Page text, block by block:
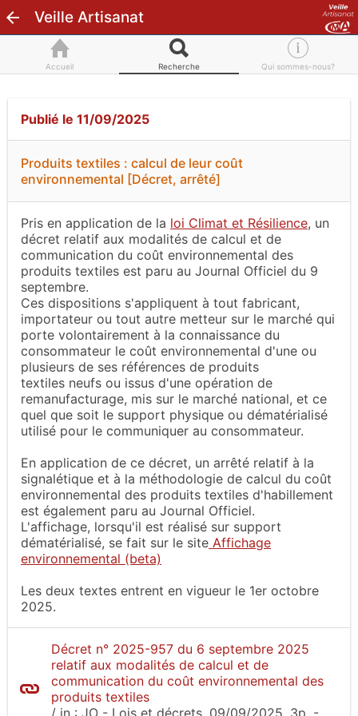
Veille Artisanat
Accueil Recherche Qui sommes-nous?
Publié le 11/09/2025
Produits textiles : calcul de leur coût
environnemental [Décret, arrêté]
Pris en application de la loi Climat et Résilience, un
décret relatif aux modalités de calcul et de
communication du coût environnemental des
produits textiles est paru au Journal Officiel du 9
septembre.
Ces dispositions s'appliquent à tout fabricant,
importateur ou tout autre metteur sur le marché qui
porte volontairement à la connaissance du
consommateur le coût environnemental d'une ou
plusieurs de ses références de produits
textiles neufs ou issus d'une opération de
remanufacturage, mis sur le marché national, et ce
quel que soit le support physique ou dématérialisé
utilisé pour le communiquer au consommateur.
En application de ce décret, un arrêté relatif à la
signalétique et à la méthodologie de calcul du coût
environnemental des produits textiles d'habillement
est également paru au Journal Officiel.
L'affichage, lorsqu'il est réalisé sur support
dématérialisé, se fait sur le site Affichage
environnemental (beta)
Les deux textes entrent en vigueur le 1er octobre
2025.
Décret n° 2025-957 du 6 septembre 2025
relatif aux modalités de calcul et de
communication du coût environnemental des
produits textiles
/ in : JO - Lois et décrets , 09/09/2025, 3p. -